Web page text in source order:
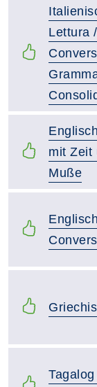
Lettura /
mit Zeit
Muße